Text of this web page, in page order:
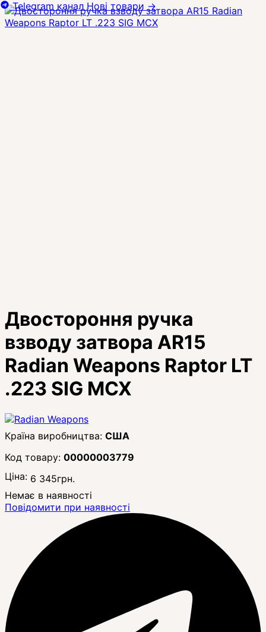
Двостороння ручка
взводу затвора AR15
Radian Weapons Raptor LT
.223 SIG MCX
США
00000003779
Ціна: 6 345грн.
Немає в наявності
Повідомити при наявності
Telegram канал Нові товари →